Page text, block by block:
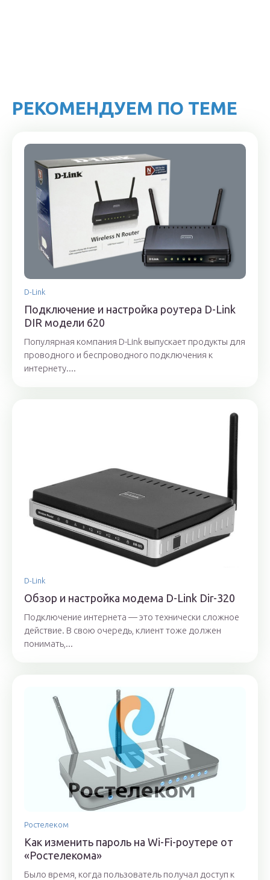
РЕКОМЕНДУЕМ ПО ТЕМЕ
D-Link
Подключение и настройка роутера D-Link
DIR модели 620
Популярная компания D-Link выпускает продукты для
проводного и беспроводного подключения к
интернету....
D-Link
Обзор и настройка модема D-Link Dir-320
Подключение интернета — это технически сложное
действие. В свою очередь, клиент тоже должен
понимать,...
Ростелеком
Как изменить пароль на Wi-Fi-роутере от
«Ростелекома»
Было время, когда пользователь получал доступ к